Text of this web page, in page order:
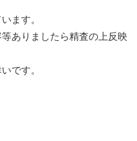
ます。
ありましたら精査の上反映
です。